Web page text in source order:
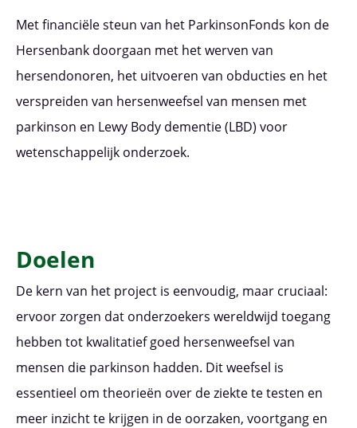
Met financiële steun van het ParkinsonFonds kon de
Hersenbank doorgaan met het werven van
hersendonoren, het uitvoeren van obducties en het
verspreiden van hersenweefsel van mensen met
parkinson en Lewy Body dementie (LBD) voor
wetenschappelijk onderzoek.
Doelen
De kern van het project is eenvoudig, maar cruciaal:
ervoor zorgen dat onderzoekers wereldwijd toegang
hebben tot kwalitatief goed hersenweefsel van
mensen die parkinson hadden. Dit weefsel is
essentieel om theorieën over de ziekte te testen en
meer inzicht te krijgen in de oorzaken, voortgang en